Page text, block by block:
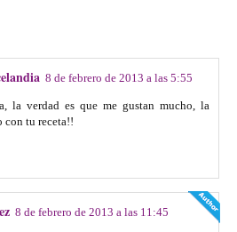
8 de febrero de 2013 a las 5:55
la verdad es que me gustan mucho, la
con tu receta!!
8 de febrero de 2013 a las 11:45